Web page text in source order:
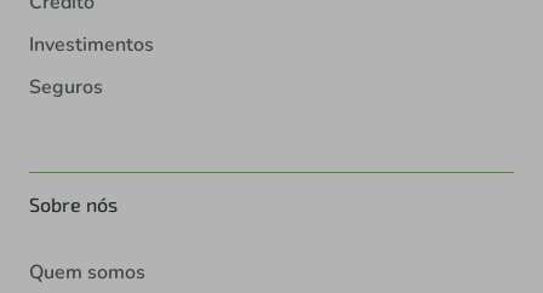
Investimentos
Seguros
Sobre nós
Quem somos